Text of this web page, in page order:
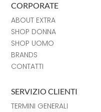
CORPORATE
ABOUT EXTRA
SHOP DONNA
SHOP UOMO
BRANDS
CONTATTI
SERVIZIO CLIENTI
TERMINI GENERALI